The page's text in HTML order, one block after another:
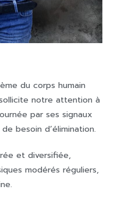
du corps humain
notre attention à
par ses signaux
besoin d’élimination.
et diversifiée,
modérés réguliers,